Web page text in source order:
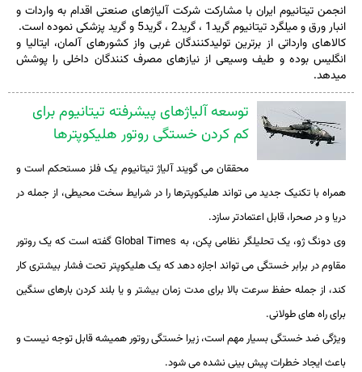
انجمن تیتانیوم ایران با مشارکت شرکت آلیاژهای صنعتی اقدام به واردات و
انبار ورق و میلگرد تیتانیوم گرید1 ، گرید2 ، گرید5 و گرید پزشکی نموده است.
کالاهای وارداتی از برترین تولیدکنندگان غربی واز کشورهای آلمان، ایتالیا و
انگلیس بوده و طیف وسیعی از نیازهای مصرف کنندگان داخلی را پوشش
میدهد.
توسعه آلیاژهای پیشرفته تیتانیوم برای
کم کردن خستگی روتور هلیکوپترها
محققان می گویند آلیاژ تیتانیوم یک فلز مستحکم است و
همراه با تکنیک جدید می تواند هلیکوپترها را در شرایط سخت محیطی، از جمله در
دریا و در صحرا، قابل اعتمادتر سازد.
وی دونگ ژو، یک تحلیلگر نظامی پکن، به Global Timesگفته است که یک روتور
مقاوم در برابر خستگی می تواند اجازه دهد که یک هلیکوپتر تحت فشار بیشتری کار
کند، از جمله حفظ سرعت بالا برای مدت زمان بیشتر و یا بلند کردن بارهای سنگین
برای راه های طولانی.
ویژگی ضد خستگی بسیار مهم است، زیرا خستگی روتور همیشه قابل توجه نیست و
باعث ایجاد خطرات پیش بینی نشده می شود.